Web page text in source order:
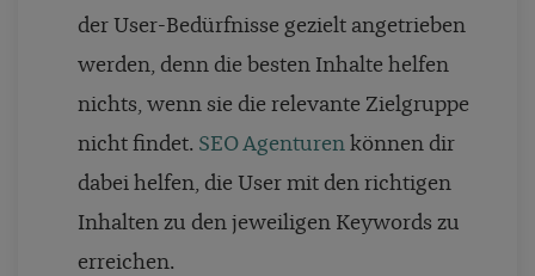
der User-Bedürfnisse gezielt angetrieben
werden, denn die besten Inhalte helfen
nichts, wenn sie die relevante Zielgruppe
nicht findet. SEO Agenturen können dir
dabei helfen, die User mit den richtigen
Inhalten zu den jeweiligen Keywords zu
erreichen.